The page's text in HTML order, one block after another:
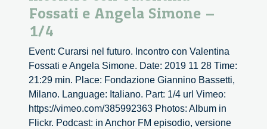
Fossati e Angela Simone –
1/4
Event: Curarsi nel futuro. Incontro con Valentina
Fossati e Angela Simone. Date: 2019 11 28 Time:
21:29 min. Place: Fondazione Giannino Bassetti,
Milano. Language: Italiano. Part: 1/4 url Vimeo:
https://vimeo.com/385992363 Photos: Album in
Flickr. Podcast: in Anchor FM episodio, versione